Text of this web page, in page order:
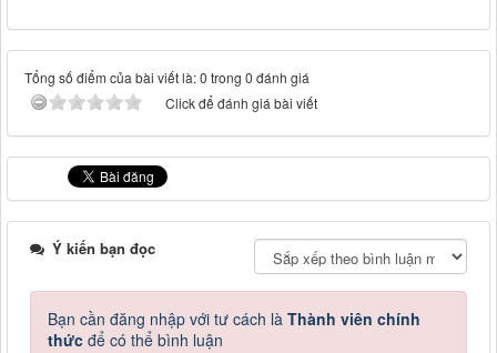
Tổng số điểm của bài viết là: 0 trong 0 đánh giá
Click để đánh giá bài viết
Ý kiến bạn đọc
Bạn cần đăng nhập với tư cách là Thành viên chính
thức để có thể bình luận